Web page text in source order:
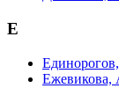
Е
Ежевикова,